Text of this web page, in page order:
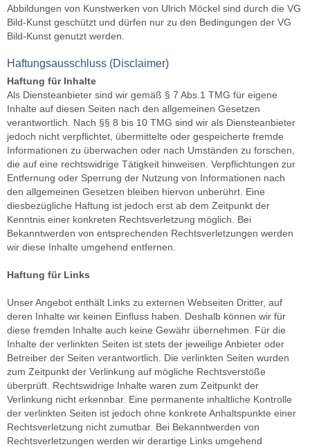
Abbildungen von Kunstwerken von Ulrich Möckel sind durch die VG
Bild-Kunst geschützt und dürfen nur zu den Bedingungen der VG
Bild-Kunst genutzt werden.
Haftungsausschluss (Disclaimer)
Haftung für Inhalte
Als Diensteanbieter sind wir gemäß § 7 Abs.1 TMG für eigene
Inhalte auf diesen Seiten nach den allgemeinen Gesetzen
verantwortlich. Nach §§ 8 bis 10 TMG sind wir als Diensteanbieter
jedoch nicht verpflichtet, übermittelte oder gespeicherte fremde
Informationen zu überwachen oder nach Umständen zu forschen,
die auf eine rechtswidrige Tätigkeit hinweisen. Verpflichtungen zur
Entfernung oder Sperrung der Nutzung von Informationen nach
den allgemeinen Gesetzen bleiben hiervon unberührt. Eine
diesbezügliche Haftung ist jedoch erst ab dem Zeitpunkt der
Kenntnis einer konkreten Rechtsverletzung möglich. Bei
Bekanntwerden von entsprechenden Rechtsverletzungen werden
wir diese Inhalte umgehend entfernen.
Haftung für Links
Unser Angebot enthält Links zu externen Webseiten Dritter, auf
deren Inhalte wir keinen Einfluss haben. Deshalb können wir für
diese fremden Inhalte auch keine Gewähr übernehmen. Für die
Inhalte der verlinkten Seiten ist stets der jeweilige Anbieter oder
Betreiber der Seiten verantwortlich. Die verlinkten Seiten wurden
zum Zeitpunkt der Verlinkung auf mögliche Rechtsverstöße
überprüft. Rechtswidrige Inhalte waren zum Zeitpunkt der
Verlinkung nicht erkennbar. Eine permanente inhaltliche Kontrolle
der verlinkten Seiten ist jedoch ohne konkrete Anhaltspunkte einer
Rechtsverletzung nicht zumutbar. Bei Bekanntwerden von
Rechtsverletzungen werden wir derartige Links umgehend